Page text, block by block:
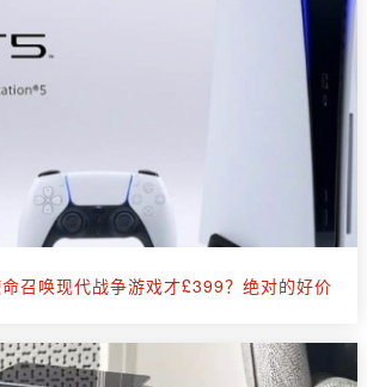
召唤现代战争游戏才£399？绝对的好价